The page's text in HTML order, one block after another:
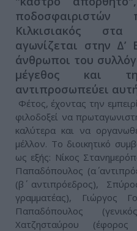
Κιλκισιακός στα
αγωνίζεται στην
άνθρωποι του
μέγεθος και
αντιπροσωπεύει
Φέτος, έχοντας την
φιλοδοξεί να
καλύτερα και να
μέλλον. Το διοικητικό
ως εξής: Νίκος
Παπαδόπουλος (α΄
(β΄ αντιπρόεδρος),
γραμματέας), Γιώργος
Παπαδόπουλος
Χατζησταύρου